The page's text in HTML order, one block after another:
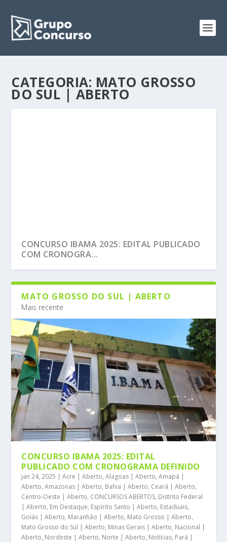
CATEGORIA: MATO GROSSO
DO SUL | ABERTO
CONCURSO IBAMA 2025: EDITAL PUBLICADO
COM CRONOGRA...
MATO GROSSO DO SUL | ABERTO
Mais recente
CONCURSO IBAMA 2025: EDITAL
PUBLICADO COM CRONOGRAMA DEFINIDO
jan 24, 2025 |Acre | Aberto,Alagoas | Aberto,Amapá |
Aberto,Amazonas | Aberto, Bahia | Aberto, Ceará | Aberto,
Centro-Oeste | Aberto, CONCURSOS ABERTOS, Distrito Federal
| Aberto, Em Destaque, Espírito Santo | Aberto, Estaduais,
Goiás | Aberto, Maranhão | Aberto, Mato Grosso | Aberto,
Mato Grosso do Sul | Aberto, Minas Gerais | Aberto, Nacional |
Aberto, Nordeste | Aberto, Norte | Aberto, Notícias, Pará |